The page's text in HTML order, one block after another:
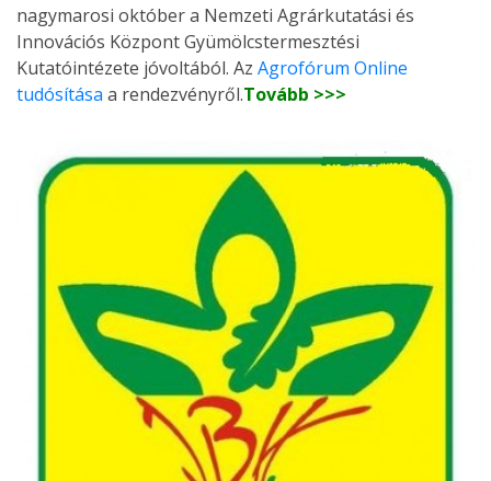
nagymarosi október a Nemzeti Agrárkutatási és
Innovációs Központ Gyümölcstermesztési
Kutatóintézete jóvoltából. Az Agrofórum Online
tudósítása a rendezvényről.Tovább >>>